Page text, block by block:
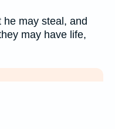
may steal, and
may have life,